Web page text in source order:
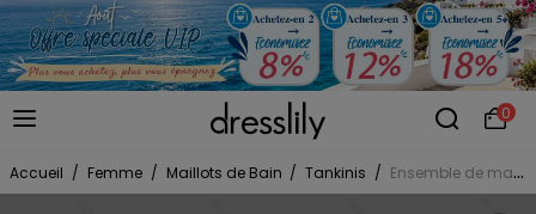
0
Accueil / Femme / Maillots de Bain / Tankinis / Ensemble de maillot de bain tankini de plage, soutien-gorge à imprimé zigzag et jupe fendue à poches